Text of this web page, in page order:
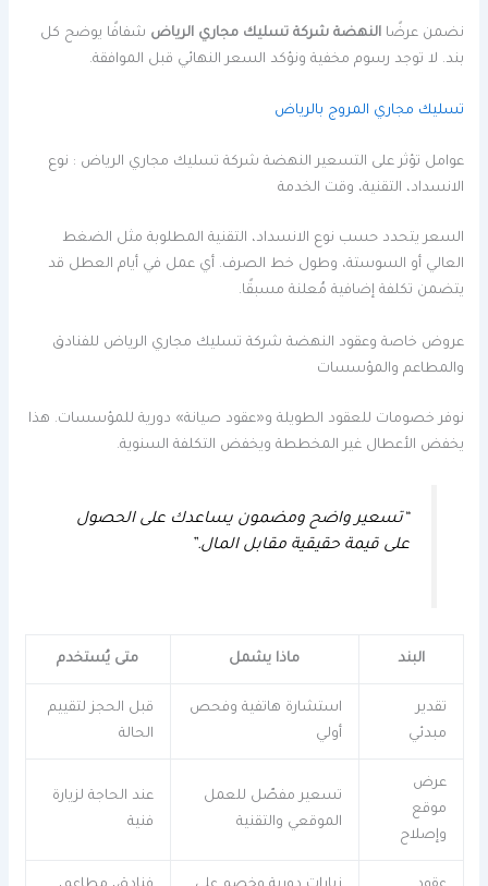
نضمن عرضًاالنهضة شركة تسليك مجاري الرياض شفافًا يوضح كل
بند. لا توجد رسوم مخفية ونؤكد السعر النهائي قبل الموافقة.
تسليك مجاري المروج بالرياض
عوامل تؤثر على التسعير النهضة شركة تسليك مجاري الرياض : نوع
الانسداد، التقنية، وقت الخدمة
السعر يتحدد حسب نوع الانسداد، التقنية المطلوبة مثل الضغط
العالي أو السوستة، وطول خط الصرف. أي عمل في أيام العطل قد
يتضمن تكلفة إضافية مُعلنة مسبقًا.
عروض خاصة وعقود النهضة شركة تسليك مجاري الرياض للفنادق
والمطاعم والمؤسسات
نوفر خصومات للعقود الطويلة و«عقود صيانة» دورية للمؤسسات. هذا
يخفض الأعطال غير المخططة ويخفض التكلفة السنوية.
“تسعير واضح ومضمون يساعدك على الحصول
على قيمة حقيقية مقابل المال.”
البند ماذا يشمل متى يُستخدم
تقدير
مبدئي
استشارة هاتفية وفحص
أولي
قبل الحجز لتقييم
الحالة
عرض
موقع
وإصلاح
تسعير مفصّل للعمل
الموقعي والتقنية
عند الحاجة لزيارة
فنية